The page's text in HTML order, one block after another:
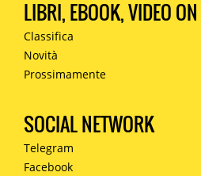
LIBRI, EBOOK, VIDEO
Classifica
Novità
Prossimamente
SOCIAL NETWORK
Telegram
Facebook